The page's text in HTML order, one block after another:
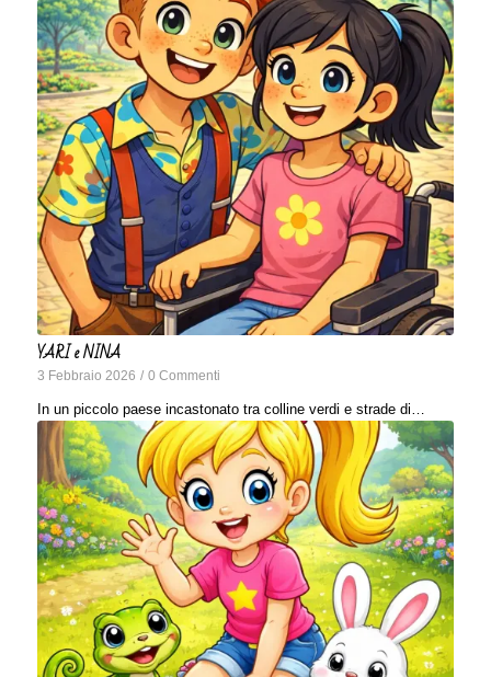
YARI e NINA
3 Febbraio 2026 / 0 Commenti
In un piccolo paese incastonato tra colline verdi e strade di…